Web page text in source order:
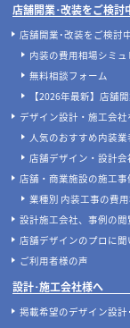
店舗開業･改装をご検討
店舗開業･改装をご検討
内装の費用相場シミュ
無料相談フォーム
【2026年最新】店舗
デザイン設計・施工会社
人気のおすすめ内装
店舗デザイン・設計
店舗・商業施設の施工事
業種別 内装工事の費
設計施工会社、事例の閲
店舗デザインのプロに聞
ご利用者様の声
設計･施工会社様へ
掲載希望のデザイン設